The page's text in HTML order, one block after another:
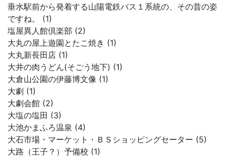
垂水駅前から発着する山陽電鉄バス１系統の、その昔の姿
ですね。 (1)
塩屋異人館倶楽部 (2)
大丸の屋上遊園とたこ焼き (1)
大丸新長田店 (1)
大井の肉うどん(そごう地下) (1)
大倉山公園の伊藤博文像 (1)
大劇 (1)
大劇会館 (2)
大塩の塩田 (3)
大池かまふろ温泉 (4)
大石市場・マーケット・ＢＳショッピングセーター (5)
大路（王子？）予備校 (1)